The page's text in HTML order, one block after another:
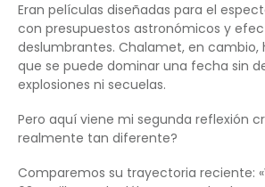
Eran películas diseñadas para el
con presupuestos astronómicos y
deslumbrantes. Chalamet, en cambio,
que se puede dominar una fecha sin
explosiones ni secuelas.
Pero aquí viene mi segunda reflexión
realmente tan diferente?
Comparemos su trayectoria reciente: